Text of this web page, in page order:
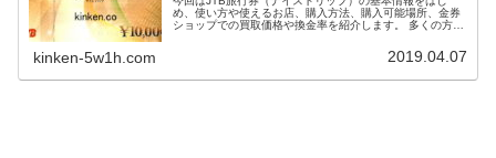
め、使い方や使えるお店、購入方法、購入可能場所、金券
ショップでの買取価格や換金率を紹介します。 多くの方は
っかくもらった金券ですし、できればお得に使いたいです
kinken-5w1h.com 2019.04.07